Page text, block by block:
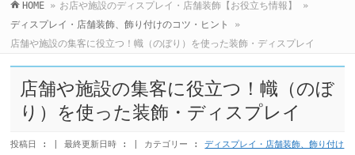
HOME » お店や施設のディスプレイ・店舗装飾【お役立ち情報】
»
ディスプレイ・店舗装飾、飾り付けのコツ・ヒント
»
店舗や施設の集客に役立つ！幟（のぼり）を使った装飾・ディスプレイ
店舗や施設の集客に役立つ！幟（のぼ
り）を使った装飾・ディスプレイ
投稿日 : 最終更新日時 : カテゴリー :ディスプレイ・店舗装飾、飾り付け